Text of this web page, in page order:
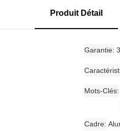
Produit Détail
Garantie
Mots-Clés
Cadre